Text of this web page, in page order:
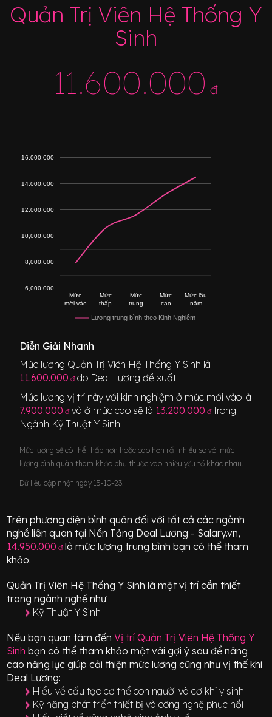
Quản Trị Viên Hệ Thống Y
Sinh
11.600.000 đ
Lương trung bình theo Kinh Nghiệm
Mức
mới vào
Mức
thấp
Mức
trung
Mức
cao
Mức lâu
năm
6,000,000
8,000,000
10,000,000
12,000,000
14,000,000
16,000,000
Diễn Giải Nhanh
Mức lương Quản Trị Viên Hệ Thống Y Sinh là
11.600.000 đdo Deal Lương đề xuất.
Mức lương vị trí này với kinh nghiệm ở mức mới vào là
7.900.000 đ và ở mức cao sẽ là 13.200.000 đ trong
Ngành Kỹ Thuật Y Sinh.
Mức lương sẽ có thể thấp hơn hoặc cao hơn rất nhiều so với mức
lương bình quân tham khảo phụ thuộc vào nhiều yếu tố khác nhau.
Dữ liệu cập nhật ngày 15-10-23.
Trên phương diện bình quân đối với tất cả các ngành
nghề liên quan tại Nền Tảng Deal Lương - Salary.vn,
14.950.000 đlà mức lương trung bình bạn có thể tham
khảo.
Quản Trị Viên Hệ Thống Y Sinh là một vị trícần thiết
trong ngành nghề như
Kỹ Thuật Y Sinh
Nếu bạn quan tâm đến Vị tríQuản Trị Viên Hệ Thống Y
Sinh bạn có thể tham khảo một vài gợi ý sau để nâng
cao năng lực giúp cải thiện mức lương cũng như vị thế khi
Deal Lương:
Hiểu về cấu tạo cơ thể con người và cơ khí y sinh
Kỹ năng phát triển thiết bị và công nghệ phục hồi